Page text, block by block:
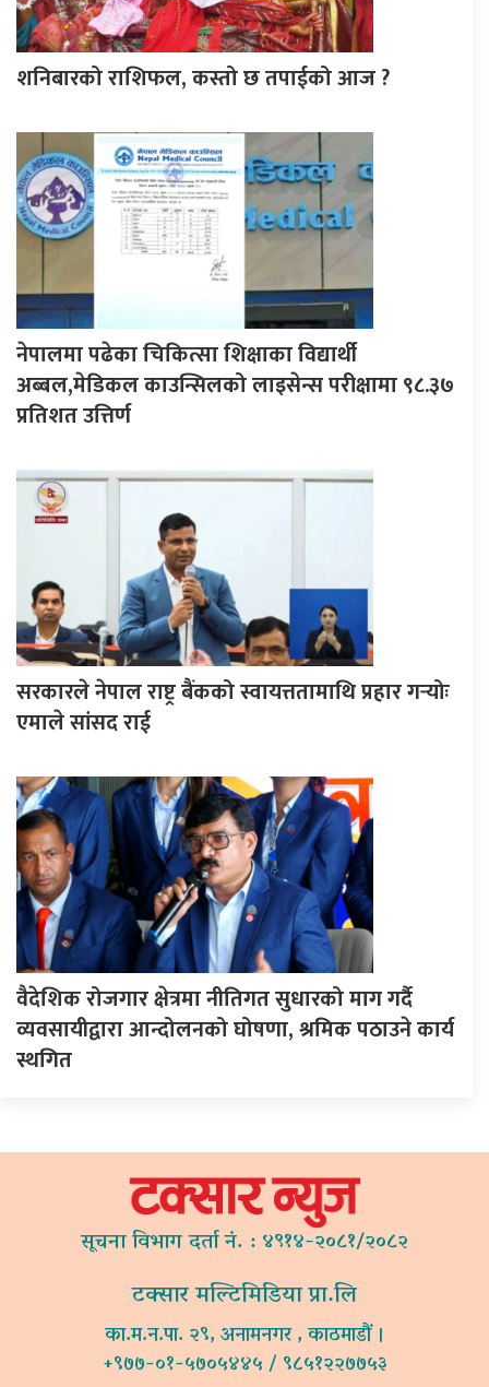
शनिबारको राशिफल, कस्तो छ तपाईको आज ?
नेपालमा पढेका चिकित्सा शिक्षाका विद्यार्थी
अब्बल,मेडिकल काउन्सिलको लाइसेन्स परीक्षामा ९८.३७
प्रतिशत उत्तिर्ण
सरकारले नेपाल राष्ट्र बैंकको स्वायत्ततामाथि प्रहार गर्‍योः
एमाले सांसद राई
वैदेशिक रोजगार क्षेत्रमा नीतिगत सुधारको माग गर्दै
व्यवसायीद्वारा आन्दोलनको घोषणा, श्रमिक पठाउने कार्य
स्थगित
सूचना विभाग दर्ता नं. : ४९१४-२०८१/२०८२
टक्सार मल्टिमिडिया प्रा.लि
का.म.न.पा. २९, अनामनगर , काठमाडौं ।
+९७७-०१-५७०५४४५ / ९८५१२२७७५३